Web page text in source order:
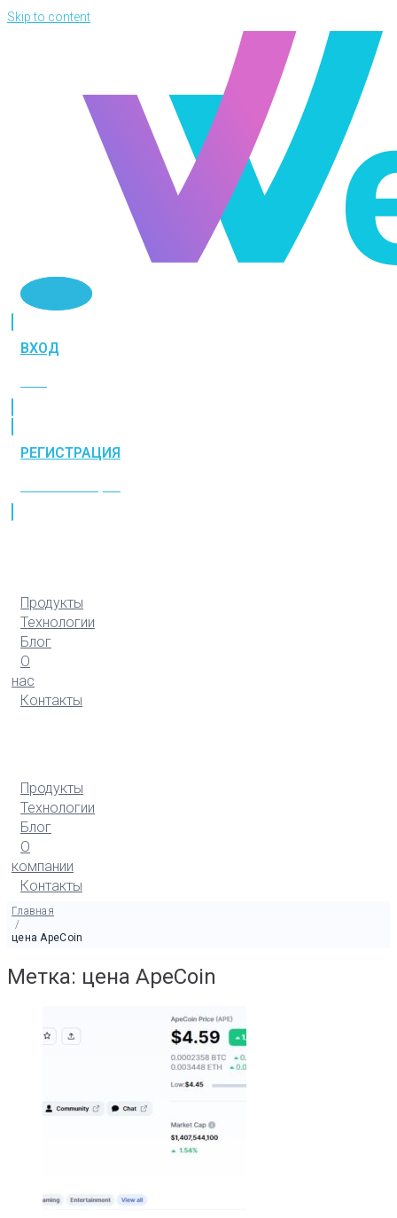
Skip to content
ВХОД
РЕГИСТРАЦИЯ
Продукты
Технологии
Блог
О
нас
Контакты
Продукты
Технологии
Блог
О
компании
Контакты
Главная
/
цена ApeCoin
Метка: цена ApeCoin